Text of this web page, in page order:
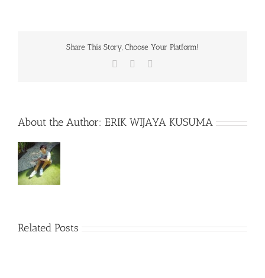
Share This Story, Choose Your Platform!
Facebook
About the Author: ERIK WIJAYA KUSUMA
Related Posts